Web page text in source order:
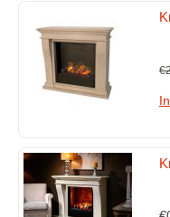
Meubelmaker
Outdoor Buiten
REPARATIE
Model 2026
Onderdelen voor de
Optiflame vuur 2026